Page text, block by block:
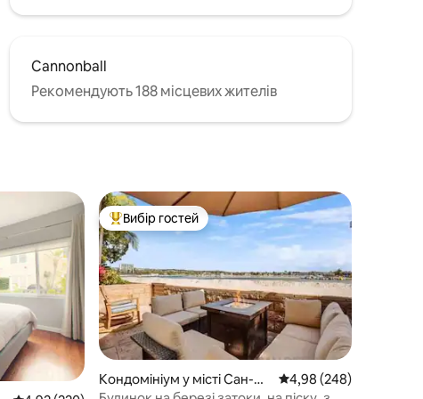
Cannonball
Рекомендують 188 місцевих жителів
Топ вибір гостей
Вибір гостей
Кондомініум у місті Сан-Ді
Середня оцінка: 4,98 з
4,98 (248)